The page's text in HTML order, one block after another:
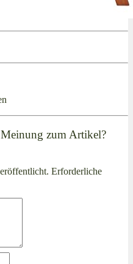
zum Artikel?
Erforderliche